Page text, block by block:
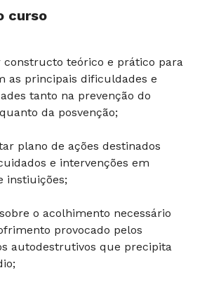
curso
constructo teórico e prático para
as principais dificuldades e
tanto na prevenção do
da posvenção;
plano de ações destinados
e intervenções em
instiuições;
o acolhimento necessário
provocado pelos
autodestrutivos que precipita